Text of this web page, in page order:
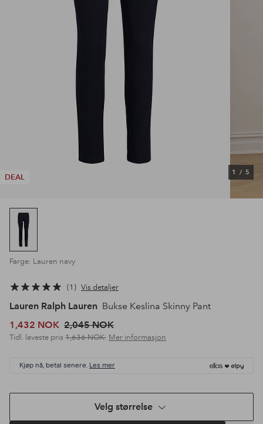
DEAL
1 / 5
Farge: Lauren navy
1 Vis detaljer
Lauren Ralph Lauren Bukse Keslina Skinny Pant
1,432 NOK 2,045 NOK
Tidl. laveste pris 1,636 NOK Mer informasjon
Kjøp nå, betal senere. Les mer
Velg størrelse